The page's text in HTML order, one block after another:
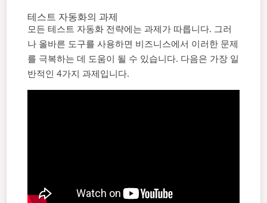
테스트 자동화의 과제
모든 테스트 자동화 전략에는 과제가 따릅니다. 그러
나 올바른 도구를 사용하면 비즈니스에서 이러한 문제
를 극복하는 데 도움이 될 수 있습니다. 다음은 가장 일
반적인 4가지 과제입니다.